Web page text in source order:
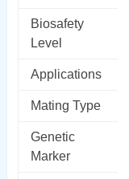
Biosafety
Level
Applications
Mating Type
Genetic
Marker